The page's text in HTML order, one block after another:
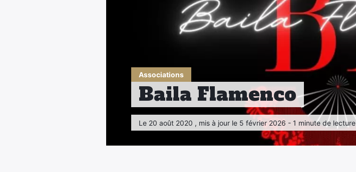
Associations
Baila Flamenco
Le 20 août 2020 , mis à jour le 5 février 2026 - 1 minute de lecture